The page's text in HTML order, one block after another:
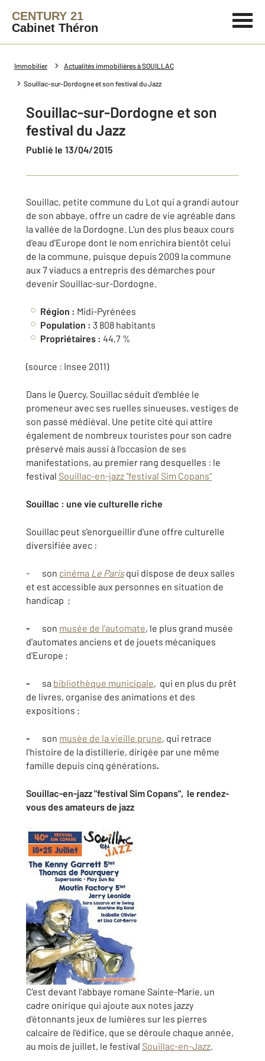
CENTURY 21
Cabinet Théron
Immobilier Actualités immobilières à SOUILLAC
Souillac-sur-Dordogne et son festival du Jazz
Souillac-sur-Dordogne et son
festival du Jazz
Publié le 13/04/2015
Souillac, petite commune du Lot qui a grandi autour
de son abbaye, offre un cadre de vie agréable dans
la vallée de la Dordogne. L'un des plus beaux cours
d'eau d'Europe dont le nom enrichira bientôt celui
de la commune, puisque depuis 2009 la commune
aux 7 viaducs a entrepris des démarches pour
devenir Souillac-sur-Dordogne.
Région : Midi-Pyrénées
Population : 3 808 habitants
Propriétaires : 44,7 %
(source : Insee 2011)
Dans le Quercy, Souillac séduit d'emblée le
promeneur avec ses ruelles sinueuses, vestiges de
son passé médiéval. Une petite cité qui attire
également de nombreux touristes pour son cadre
préservé mais aussi à l'occasion de ses
manifestations, au premier rang desquelles : le
festival Souillac-en-jazz "festival Sim Copans"
Souillac : une vie culturelle riche
Souillac peut s'enorgueillir d'une offre culturelle
diversifiée avec :
- son cinéma Le Parisqui dispose de deux salles
et est accessible aux personnes en situation de
handicap ;
- son musée de l'automate, le plus grand musée
d'automates anciens et de jouets mécaniques
d'Europe ;
- sa bibliothèque municipale, qui en plus du prêt
de livres, organise des animations et des
expositions ;
- son musée de la vieille prune, qui retrace
l'histoire de la distillerie, dirigée par une même
famille depuis cinq générations.
Souillac-en-jazz "festival Sim Copans", le rendez-
vous des amateurs de jazz
C'est devant l'abbaye romane Sainte-Marie, un
cadre onirique qui ajoute aux notes jazzy
d'étonnants jeux de lumières sur les pierres
calcaire de l'édifice, que se déroule chaque année,
au mois de juillet, le festival Souillac-en-Jazz.